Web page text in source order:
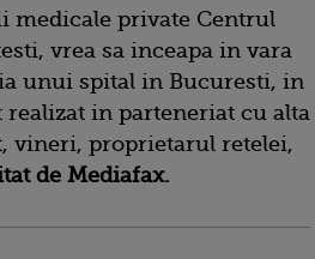
medicale private Centrul
vrea sa inceapa in vara
unui spital in Bucuresti, in
in parteneriat cu alta
vineri, proprietarul retelei,
de Mediafax.